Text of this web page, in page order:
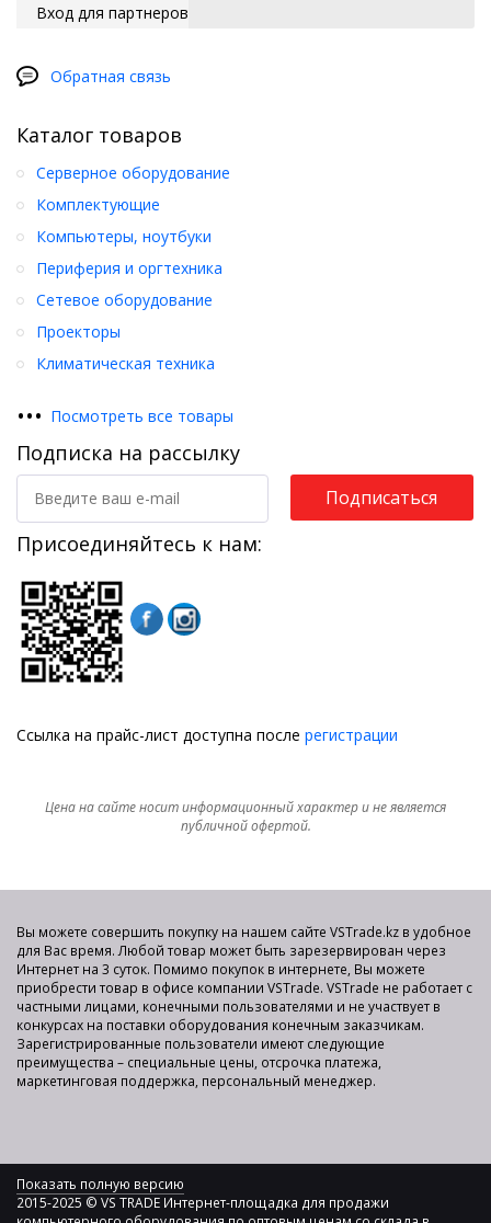
Вход для партнеров
Обратная связь
Каталог товаров
Серверное оборудование
Комплектующие
Компьютеры, ноутбуки
Периферия и оргтехника
Сетевое оборудование
Проекторы
Климатическая техника
••• Посмотреть все товары
Подписка на рассылку
Подписаться
Присоединяйтесь к нам:
Ссылка на прайс-лист доступна после регистрации
Цена на сайте носит информационный характер и не является
публичной офертой.
Вы можете совершить покупку на нашем сайте VSTrade.kz в удобное
для Вас время. Любой товар может быть зарезервирован через
Интернет на 3 суток. Помимо покупок в интернете, Вы можете
приобрести товар в офисе компании VSTrade. VSTrade не работает с
частными лицами, конечными пользователями и не участвует в
конкурсах на поставки оборудования конечным заказчикам.
Зарегистрированные пользователи имеют следующие
преимущества – специальные цены, отсрочка платежа,
маркетинговая поддержка, персональный менеджер.
Показать полную версию
2015-2025 © VS TRADE Интернет-площадка для продажи